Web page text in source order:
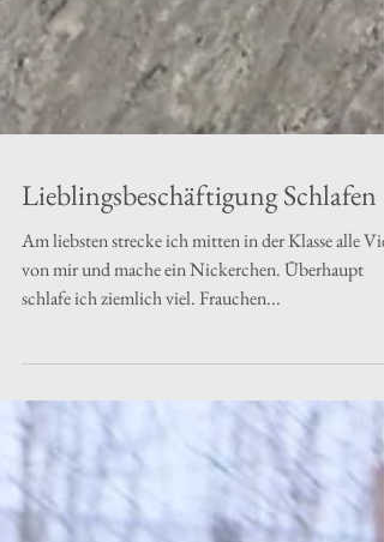
Lieblingsbeschäftigung Schlafen
Am liebsten strecke ich mitten in der Klasse alle
von mir und mache ein Nickerchen. Überhaupt
schlafe ich ziemlich viel. Frauchen...